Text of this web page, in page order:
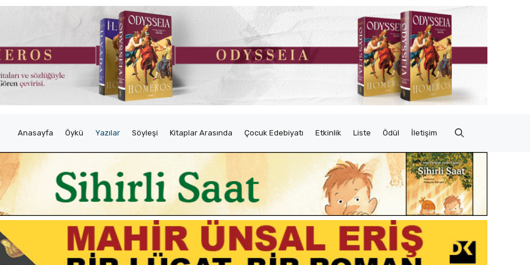
Anasayfa Öykü Yazılar Söyleşi Kitaplar Arasında Çocuk Edebiyatı Etkinlik Liste Ödül İletişim